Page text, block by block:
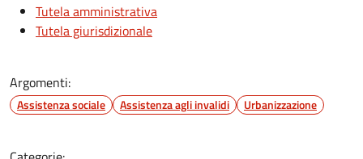
Tutela amministrativa
Tutela giurisdizionale
Argomenti:
Assistenza sociale Assistenza agli invalidi Urbanizzazione